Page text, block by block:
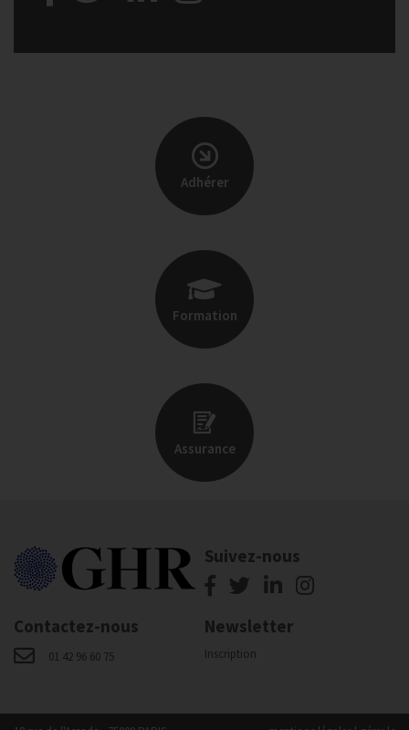
Adhérer
Formation
Assurance
Suivez-nous
Contactez-nous
01 42 96 60 75
Newsletter
Inscription